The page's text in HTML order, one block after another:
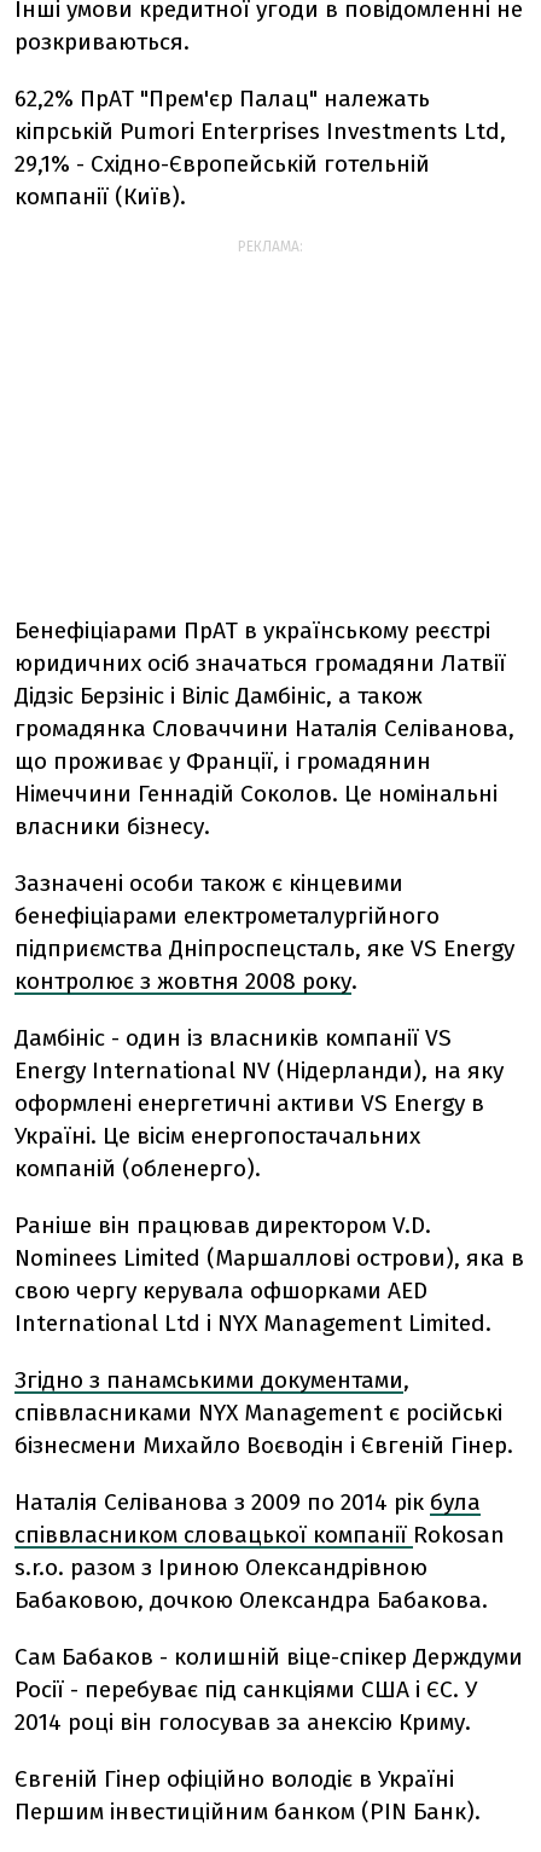
Інші умови кредитної угоди в повідомленні не
розкриваються.
62,2% ПрАТ "Прем'єр Палац" належать
кіпрській Pumori Enterprises Investments Ltd,
29,1% - Східно-Європейській готельній
компанії (Київ).
РЕКЛАМА:
Бенефіціарами ПрАТ в українському реєстрі
юридичних осіб значаться громадяни Латвії
Дідзіс Берзініс і Віліс Дамбініс, а також
громадянка Словаччини Наталія Селіванова,
що проживає у Франції, і громадянин
Німеччини Геннадій Соколов. Це номінальні
власники бізнесу.
Зазначені особи також є кінцевими
бенефіціарами електрометалургійного
підприємства Дніпроспецсталь, яке VS Energy
контролює з жовтня 2008 року.
Дамбініс - один із власників компанії VS
Energy International NV (Нідерланди), на яку
оформлені енергетичні активи VS Energy в
Україні. Це вісім енергопостачальних
компаній (обленерго).
Раніше він працював директором V.D.
Nominees Limited (Маршаллові острови), яка в
свою чергу керувала офшорками AED
International Ltd і NYX Management Limited.
Згідно з панамськими документами,
співвласниками NYX Management є російські
бізнесмени Михайло Воєводін і Євгеній Гінер.
Наталія Селіванова з 2009 по 2014 рік була
співвласником словацької компанії Rokosan
s.r.o. разом з Іриною Олександрівною
Бабаковою, дочкою Олександра Бабакова.
Сам Бабаков - колишній віце-спікер Держдуми
Росії - перебуває під санкціями США і ЄС. У
2014 році він голосував за анексію Криму.
Євгеній Гінер офіційно володіє в Україні
Першим інвестиційним банком (PIN Банк).